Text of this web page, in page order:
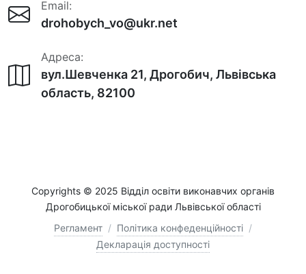
Email:
drohobych_vo@ukr.net
Адреса:
вул.Шевченка 21, Дрогобич, Львівська
область, 82100
Copyrights © 2025 Відділ освіти виконавчих органів
Дрогобицької міської ради Львівської області
Регламент / Політика конфеденційності /
Декларація доступності